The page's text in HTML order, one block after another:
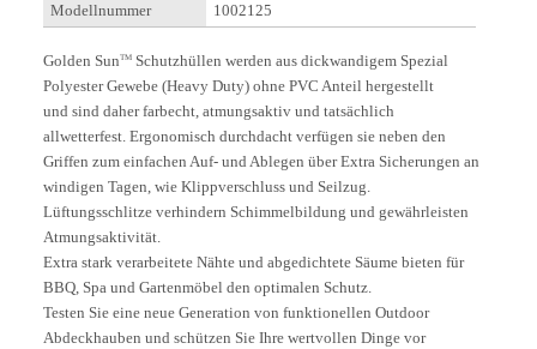
Modellnummer
1002125
Golden SunTM
Schutzhüllen werden aus dickwandigem Spezial
Polyester Gewebe (Heavy Duty) ohne PVC Anteil hergestellt
und sind daher farbecht, atmungsaktiv und tatsächlich
allwetterfest. Ergonomisch durchdacht verfügen sie neben den
Griffen zum einfachen Auf- und Ablegen über Extra Sicherungen an
windigen Tagen, wie Klippverschluss und Seilzug.
Lüftungsschlitze verhindern Schimmelbildung und gewährleisten
Atmungsaktivität.
Extra stark verarbeitete Nähte und abgedichtete Säume bieten für
BBQ, Spa und Gartenmöbel den optimalen Schutz.
Testen Sie eine neue Generation von funktionellen Outdoor
Abdeckhauben und schützen Sie Ihre wertvollen Dinge vor